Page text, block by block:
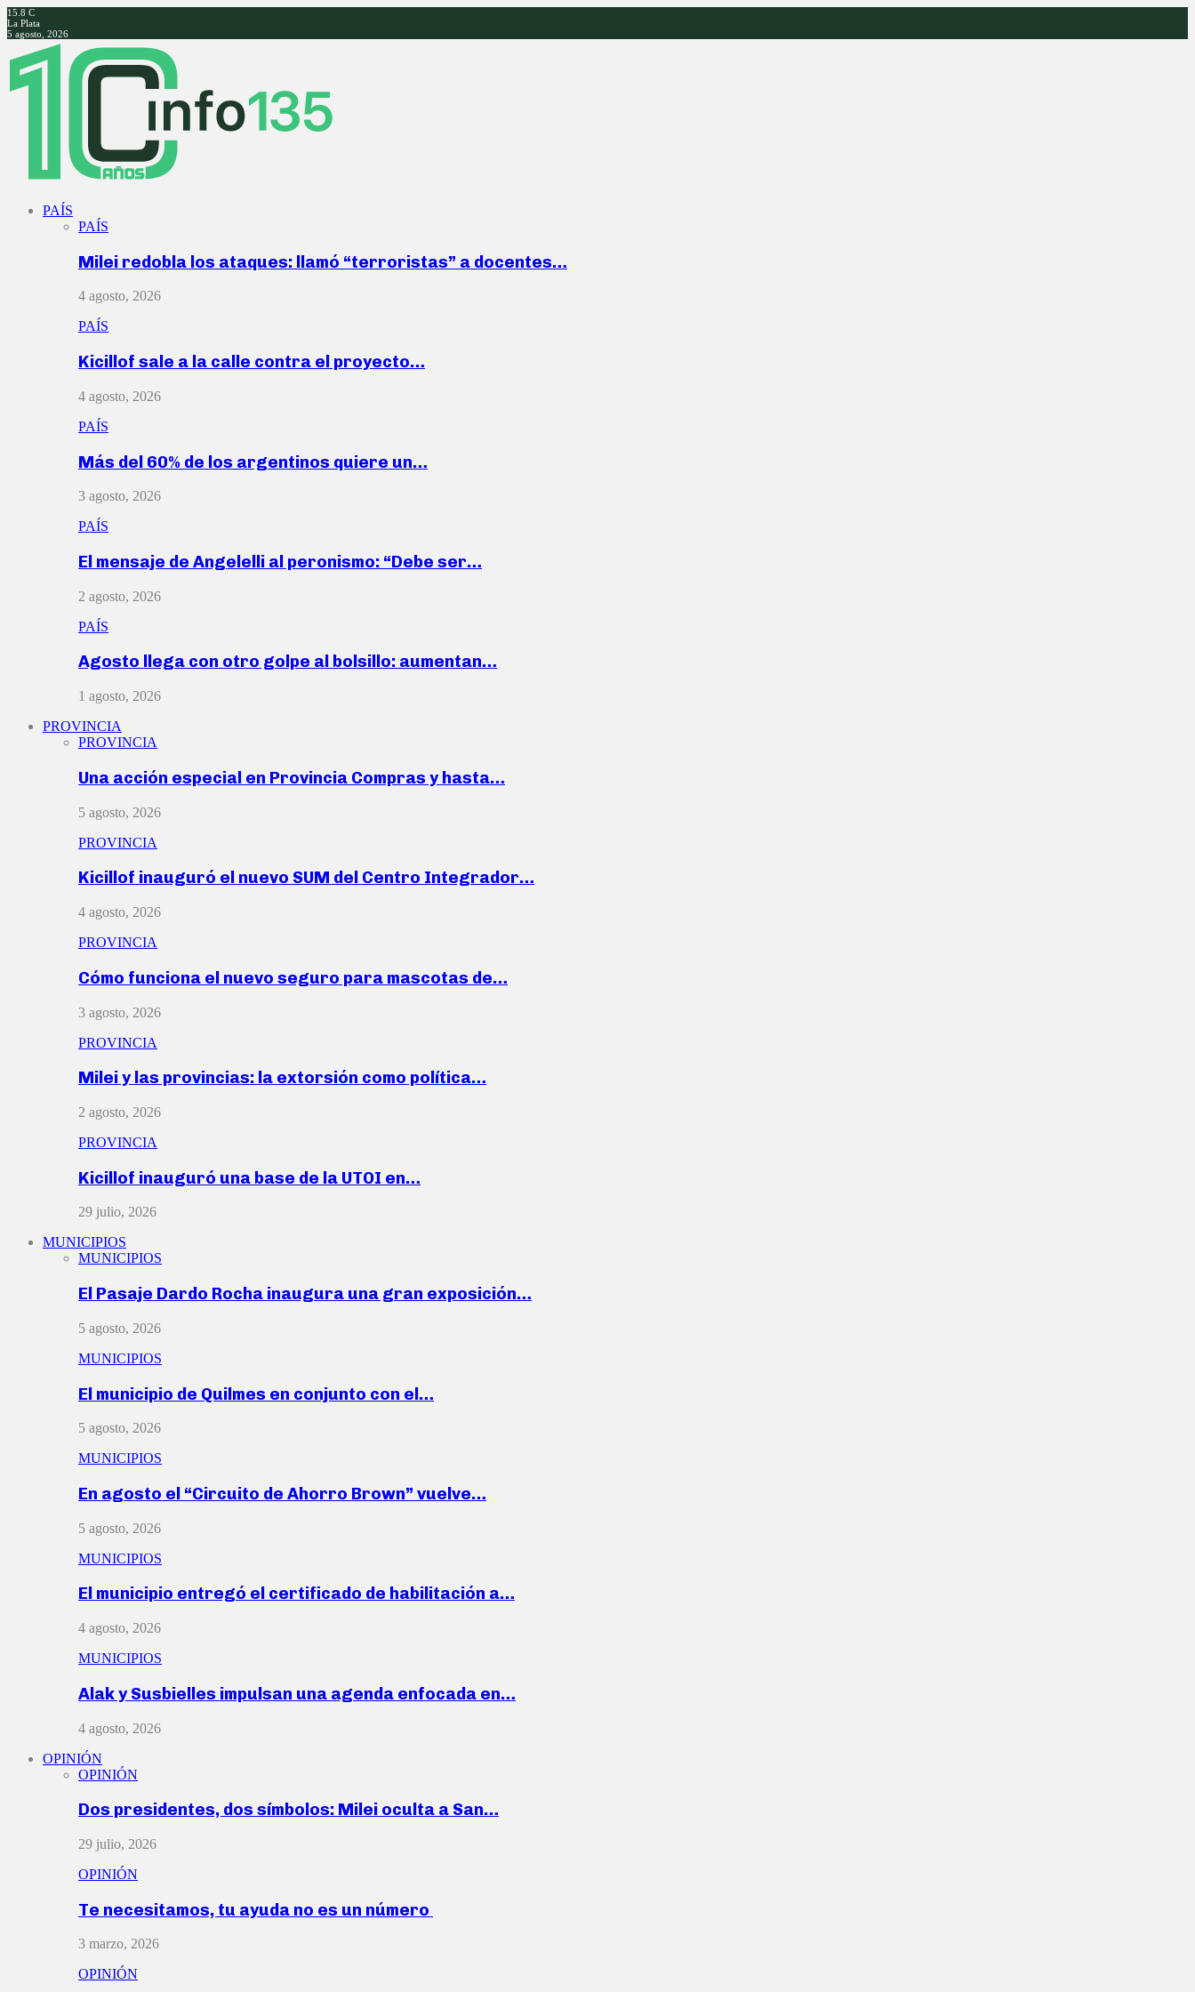
15.8 C
La Plata
5 agosto, 2026
Facebook
Twitter
Instagram
Youtube
PAÍS
PAÍS
Milei redobla los ataques: llamó “terroristas” a docentes…
4 agosto, 2026
PAÍS
Kicillof sale a la calle contra el proyecto…
4 agosto, 2026
PAÍS
Más del 60% de los argentinos quiere un…
3 agosto, 2026
PAÍS
El mensaje de Angelelli al peronismo: “Debe ser…
2 agosto, 2026
PAÍS
Agosto llega con otro golpe al bolsillo: aumentan…
1 agosto, 2026
PROVINCIA
PROVINCIA
Una acción especial en Provincia Compras y hasta…
5 agosto, 2026
PROVINCIA
Kicillof inauguró el nuevo SUM del Centro Integrador…
4 agosto, 2026
PROVINCIA
Cómo funciona el nuevo seguro para mascotas de…
3 agosto, 2026
PROVINCIA
Milei y las provincias: la extorsión como política…
2 agosto, 2026
PROVINCIA
Kicillof inauguró una base de la UTOI en…
29 julio, 2026
MUNICIPIOS
MUNICIPIOS
El Pasaje Dardo Rocha inaugura una gran exposición…
5 agosto, 2026
MUNICIPIOS
El municipio de Quilmes en conjunto con el…
5 agosto, 2026
MUNICIPIOS
En agosto el “Circuito de Ahorro Brown” vuelve…
5 agosto, 2026
MUNICIPIOS
El municipio entregó el certificado de habilitación a…
4 agosto, 2026
MUNICIPIOS
Alak y Susbielles impulsan una agenda enfocada en…
4 agosto, 2026
OPINIÓN
OPINIÓN
Dos presidentes, dos símbolos: Milei oculta a San…
29 julio, 2026
OPINIÓN
Te necesitamos, tu ayuda no es un número
3 marzo, 2026
OPINIÓN